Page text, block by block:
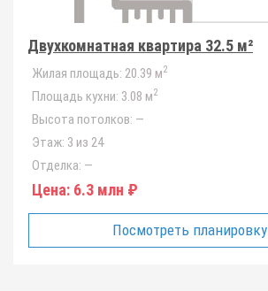
Двухкомнатная квартира 32.5 м²
Жилая площадь: 20.39 м2
Площадь кухни: 3.08 м2
Высота потолков: —
Этаж: 3 из 24
Отделка: —
Цена: 6.3 млн ₽
Посмотреть планировку